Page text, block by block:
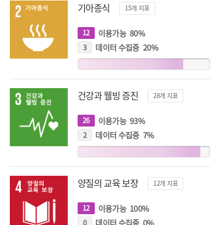
기아종식 15개 지표
12개
지
표
이용가능 80%
3개
지
표
데이터 수집중 20%
건강과 웰빙 증진 28개 지표
26개
지
표
이용가능 93%
2개
지
표
데이터 수집중 7%
양질의 교육 보장 12개 지표
12개
지
표
이용가능 100%
0개 데이터 수집중 0%